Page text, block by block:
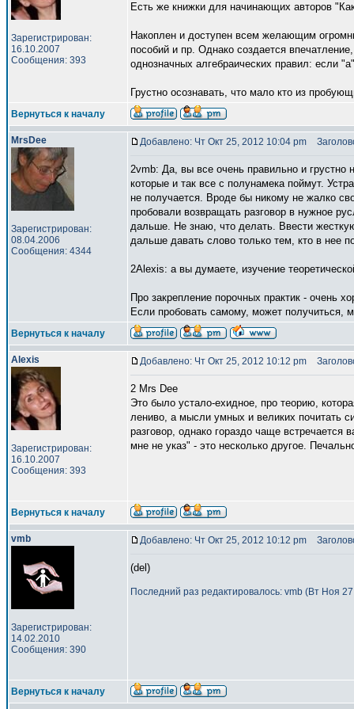
Зарегистрирован:
16.10.2007
Сообщения: 393
Есть же книжки для начинающих авторов
Накоплен и доступен всем желающим
пособий и пр. Однако создается
однозначных алгебраических правил: если
Грустно осознавать, что мало кто из
Вернуться к началу
MrsDee
Зарегистрирован:
08.04.2006
Сообщения: 4344
Добавлено: Чт Окт 25, 2012 10:04 pm
2vmb: Да, вы все очень правильно и грустно
которые и так все с полунамека поймут.
не получается. Вроде бы никому не жалко
пробовали возвращать разговор в нужное
дальше. Не знаю, что делать. Ввести
дальше давать слово только тем, кто в нее
2Alexis: а вы думаете, изучение
Про закрепление порочных практик - очень
Если пробовать самому, может получиться,
Вернуться к началу
Alexis
Зарегистрирован:
16.10.2007
Сообщения: 393
Добавлено: Чт Окт 25, 2012 10:12 pm
2 Mrs Dee
Это было устало-ехидное, про теорию,
лениво, а мысли умных и великих почитать
разговор, однако гораздо чаще встречается
мне не указ" - это несколько другое.
Вернуться к началу
vmb
Зарегистрирован:
14.02.2010
Сообщения: 390
Добавлено: Чт Окт 25, 2012 10:12 pm
(del)
Последний раз редактировалось: vmb (Вт Ноя
Вернуться к началу